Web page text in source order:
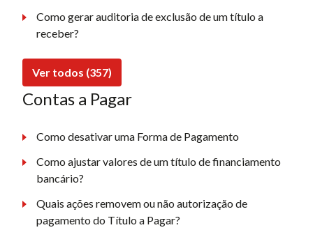
Como gerar auditoria de exclusão de um título a
receber?
Ver todos (357)
Contas a Pagar
Como desativar uma Forma de Pagamento
Como ajustar valores de um título de financiamento
bancário?
Quais ações removem ou não autorização de
pagamento do Título a Pagar?